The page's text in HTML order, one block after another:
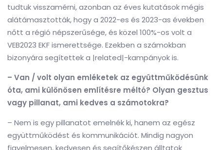
tudtuk visszamérni, azonban az éves kutatások mégis
alátámasztották, hogy a 2022-es és 2023-as években
nőtt a régió népszerűsége, és közel 100%-os volt a
VEB2023 EKF ismerettsége. Ezekben a számokban
bizonyára segítettek a |related|-kampányok is.
– Van / volt olyan emléketek az együttműködésünk
óta, ami különösen említésre méltó? Olyan gesztus
vagy pillanat, ami kedves a számotokra?
– Nem is egy pillanatot emelnék ki, hanem az egész
együttműködést és kommunikációt. Mindig nagyon
figyelmesen, kedvesen és segítőkészen álltatok